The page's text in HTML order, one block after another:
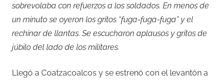
sobrevolaba con refuerzos a los soldados. En menos de
un minuto se oyeron los gritos “fuga-fuga-fuga” y el
rechinar de llantas. Se escucharon aplausos y gritos de
júbilo del lado de los militares.
Llegó a Coatzacoalcos y se estrenó con el levantón a